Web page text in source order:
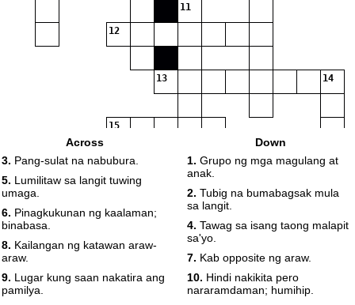
11
12
13 14
15
Across
3. Pang-sulat na nabubura.
5. Lumilitaw sa langit tuwing
umaga.
6. Pinagkukunan ng kaalaman;
binabasa.
8. Kailangan ng katawan araw-
araw.
9. Lugar kung saan nakatira ang
pamilya.
Down
1. Grupo ng mga magulang at
anak.
2. Tubig na bumabagsak mula
sa langit.
4. Tawag sa isang taong malapit
sa'yo.
7. Kab opposite ng araw.
10. Hindi nakikita pero
nararamdaman; humihip.